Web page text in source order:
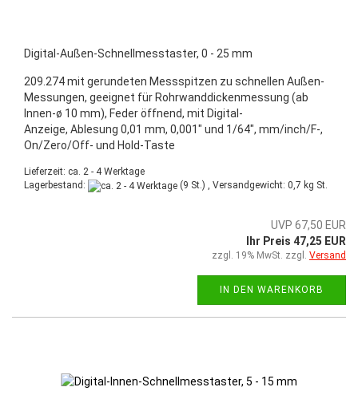
Digital-Außen-Schnellmesstaster, 0 - 25 mm
209.274 mit gerundeten Messspitzen zu schnellen Außen-
Messungen, geeignet für Rohrwanddickenmessung (ab
Innen-ø 10 mm), Feder öffnend, mit Digital-
Anzeige, Ablesung 0,01 mm, 0,001" und 1/64", mm/inch/F-,
On/Zero/Off- und Hold-Taste
Lieferzeit: ca. 2 - 4 Werktage
Lagerbestand:
(9 St.) , Versandgewicht: 0,7 kg St.
UVP 67,50 EUR
Ihr Preis 47,25 EUR
zzgl. 19% MwSt. zzgl. Versand
IN DEN WARENKORB